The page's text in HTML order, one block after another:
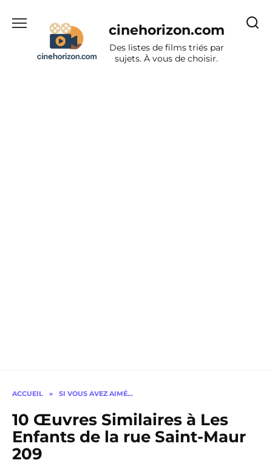
cinehorizon.com
Des listes de films triés par
sujets. À vous de choisir.
ACCUEIL » SI VOUS AVEZ AIMÉ…
10 Œuvres Similaires à Les
Enfants de la rue Saint-Maur
209